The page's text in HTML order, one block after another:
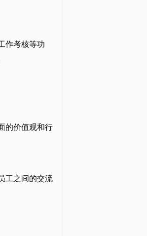
作考核等功
的价值观和行
工之间的交流